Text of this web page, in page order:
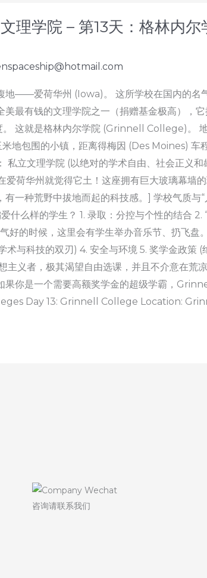
理学院 – 第13天：格林内
地——爱荷华州 (Iowa)。 这所学校在国内的名
最有钱的文理学院之一（捐赠基金极高），
。 这就是格林内尔学院 (Grinnell College)。
包围的小镇，距离得梅因 (Des Moines) 车
私立文理学院 (以绝对的学术自由、社会正义和
荷华州就觉得它土！这座拥有巨大玻璃幕墙
有一种荒野中拔地而起的科技感。] 学校气质
什么样的学生？ 1. 录取：分控与个性的结合 2.
好的时候，这里会有学生举办音乐节、扔飞盘
术与科技的双刃) 4. 安全与环境 5. 奖学金政策
义者，极其渴望自由选课，并且不介意在荒
果你是一个需要高额奖学金的超级学霸，
Day 13: Grinnell College Location:
咨询请联系我们